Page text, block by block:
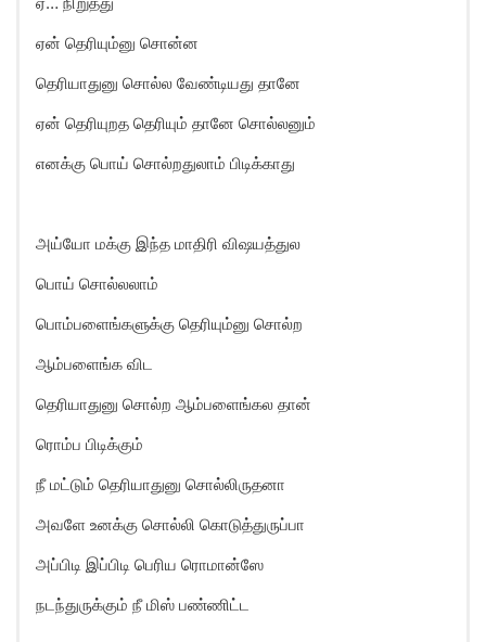
ஏன் தெரியும்னு சொன்ன
தெரியாதுனு சொல்ல வேண்டியது தானே
ஏன் தெரியுறத தெரியும் தானே சொல்லனும்
எனக்கு பொய் சொல்றதுலாம் பிடிக்காது
அய்யோ மக்கு இந்த மாதிரி விஷயத்துல
பொய் சொல்லலாம்
பொம்பளைங்களுக்கு தெரியும்னு சொல்ற
ஆம்பளைங்க விட
தெரியாதுனு சொல்ற ஆம்பளைங்கல தான்
ரொம்ப பிடிக்கும்
நீ மட்டும் தெரியாதுனு சொல்லிருதனா
அவளே உனக்கு சொல்லி கொடுத்துருப்பா
அப்பிடி இப்பிடி பெரிய ரொமான்ஸே
நடந்துருக்கும் நீ மிஸ் பண்ணிட்ட